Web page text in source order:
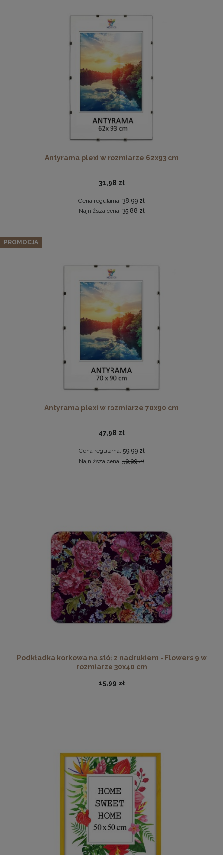
Wzorniki próbnik tkanin Riviera/Davis 10 kolorów
DO KOSZYKA
Ramka na zdjęcia A4 21 x 29,7 cm różowa, z naturalnego
drewna
17,99 zł
DO KOSZYKA
Ramka na zdjęcia 30x60 cm, drewniana w kolorze czarnym
49,99 zł
DO KOSZYKA
Ramka na zdjęcia A4 21 x 29,7 cm żółta, z naturalnego
17,99 zł
DO KOSZYKA
Antyrama plexi w rozmiarze 62x93 cm
31,98 zł
Cena regularna: 38,99 zł
Najniższa cena:35,88 zł
Antyrama plexi w rozmiarze 70x90 cm
47,98 zł
Cena regularna:59,99 zł
Najniższa cena: 59,99 zł
PROMOCJA
Podkładka korkowa na stół z nadrukiem - Flowers 9 w
rozmiarze 30x40 cm
15,99 zł